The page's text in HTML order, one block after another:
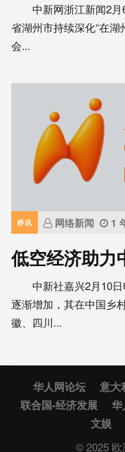
中新网浙江新闻2月6
省湖州市持续深化“在
会...
侨讯 网络新闻 1
低空经济助力
中新社嘉兴2月10日
逐渐增加，其在中国乡
徽、四川...
华人网论坛 意大
联合国-经济发展
华
文娱
© 2025 欧